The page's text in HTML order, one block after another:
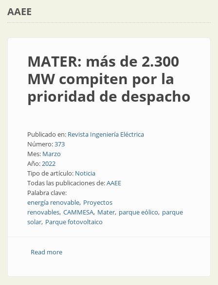
AAEE
MATER: más de 2.300
MW compiten por la
prioridad de despacho
Publicado en: Revista Ingeniería Eléctrica
Número:373
Mes: Marzo
Año:2022
Tipo de artículo: Noticia
Todas las publicaciones de:AAEE
Palabra clave:
energía renovable Proyectos
renovables CAMMESA Mater parque eólico parque
solar Parque fotovoltaico
Read moreabout MATER: más de 2.300 MW compiten por la